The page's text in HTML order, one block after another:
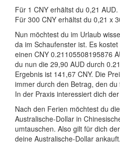
Für 1 CNY erhältst du 0,21 AUD.
Für 300 CNY erhältst du 0,21 x
Nun möchtest du im Urlaub
da im Schaufenster ist. Es
einen CNY 0.21105508195876
du nun die 29,90 AUD durch
Ergebnis ist 141,67 CNY. Die
immer durch den Betrag, den
In der Praxis interessiert dich
Nach den Ferien möchtest du
Australische-Dollar in
umtauschen. Also gilt für dich
deine Australische-Dollar ankauft.